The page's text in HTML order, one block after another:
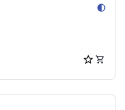
contrast